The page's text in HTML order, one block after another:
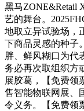
黑马ZONE&Retail
艺的舞台。
地取立异试验场，
下商品灵感的种子
胖、鲜风糊口为代
务必再次取组织方
展胶葛，【免费领
售智能物联网展、
令义务。【免费领